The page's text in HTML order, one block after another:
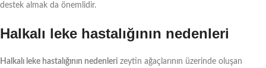
destek almak da önemlidir.
Halkalı leke hastalığının nedenleri
Halkalı leke hastalığının nedenleri zeytin ağaçlarının üzerinde oluşan